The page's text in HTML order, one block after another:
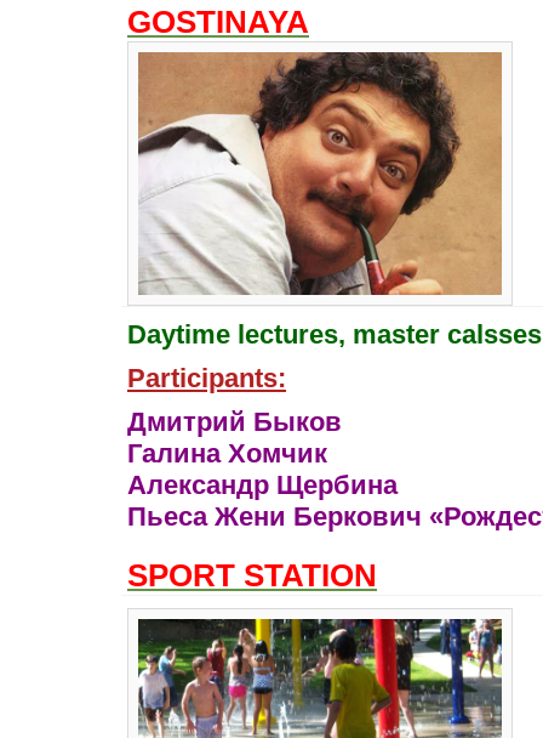
GOSTINAYA
Daytime lectures, master
Participants:
Дмитрий Быков
Галина Хомчик
Александр Щербина
Пьеса Жени Беркович
SPORT STATION